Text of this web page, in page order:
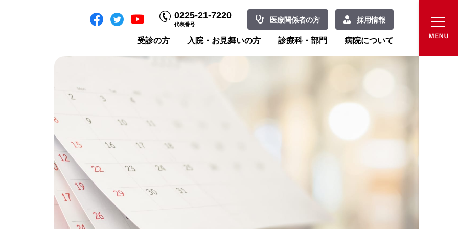
0225-21-7220
代表番号
医療関係者の方 採用情報
受診の方 入院・お見舞いの方 診療科・部門 病院について